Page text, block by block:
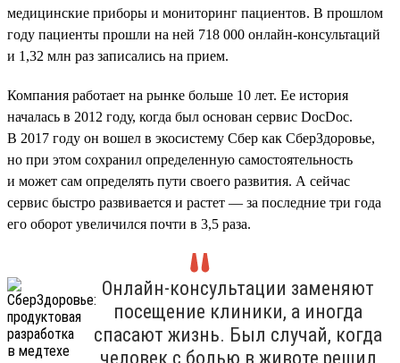
медицинские приборы и мониторинг пациентов. В прошлом
году пациенты прошли на ней 718 000 онлайн-консультаций
и 1,32 млн раз записались на прием.
Компания работает на рынке больше 10 лет. Ее история
началась в 2012 году, когда был основан сервис DocDoc.
В 2017 году он вошел в экосистему Сбер как СберЗдоровье,
но при этом сохранил определенную самостоятельность
и может сам определять пути своего развития. А сейчас
сервис быстро развивается и растет — за последние три года
его оборот увеличился почти в 3,5 раза.
Онлайн-консультации заменяют
посещение клиники, а иногда
спасают жизнь. Был случай, когда
человек с болью в животе решил